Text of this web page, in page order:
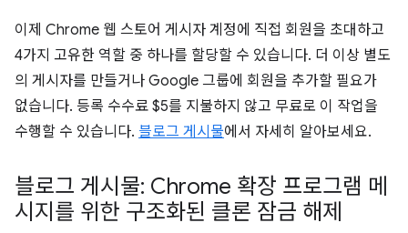
이제 Chrome 웹 스토어 게시자 계정에 직접 회원을 초대하고
4가지 고유한 역할 중 하나를 할당할 수 있습니다. 더 이상 별도
의 게시자를 만들거나 Google 그룹에 회원을 추가할 필요가
없습니다. 등록 수수료 $5를 지불하지 않고 무료로 이 작업을
수행할 수 있습니다. 블로그 게시물에서 자세히 알아보세요.
블로그 게시물: Chrome 확장 프로그램 메
시지를 위한 구조화된 클론 잠금 해제